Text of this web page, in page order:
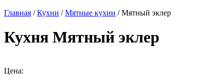
Главная /Кухни /Мятные кухни / Мятный эклер
Кухня Мятный эклер
Цена: